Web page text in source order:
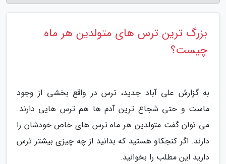
بزرگ ترین ترس های متولدین هر ماه
چیست؟
به گزارش علی آباد جدید، ترس در واقع بخشی از وجود
ماست و حتی شجاع ترین آدم ها هم ترس هایی دارند.
می توان گفت متولدین هر ماه ترس های خاص خودشان را
دارند. اگر کنجکاو هستید که بدانید از چه چیزی بیشتر ترس
دارید این مطلب را بخوانید.